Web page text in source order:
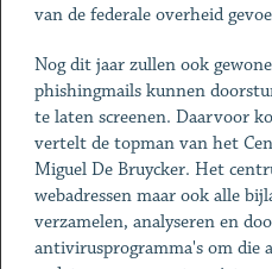
van de federale overheid
Nog dit jaar zullen ook
phishingmails kunnen
te laten screenen. Daarvoor
vertelt de topman van het
Miguel De Bruycker. Het
webadressen maar ook alle
verzamelen, analyseren en
antivirusprogramma's om die